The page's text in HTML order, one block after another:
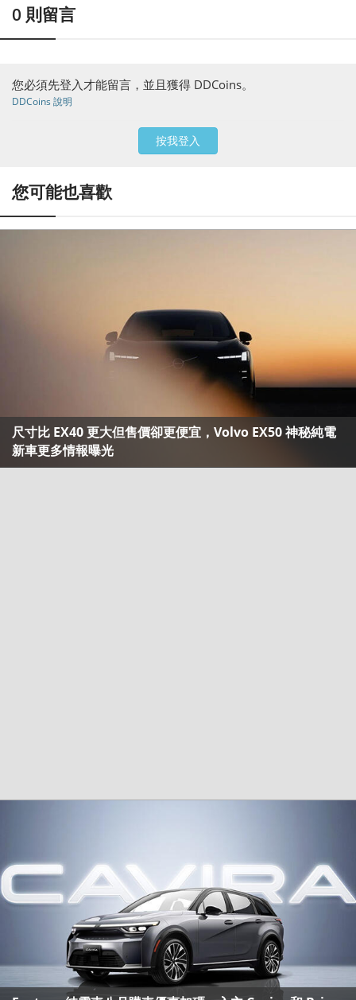
0 則留言
您必須先登入才能留言，並且獲得 DDCoins。
DDCoins 說明
按我登入
您可能也喜歡
尺寸比 EX40 更大但售價卻更便宜，Volvo EX50 神秘純電
新車更多情報曝光